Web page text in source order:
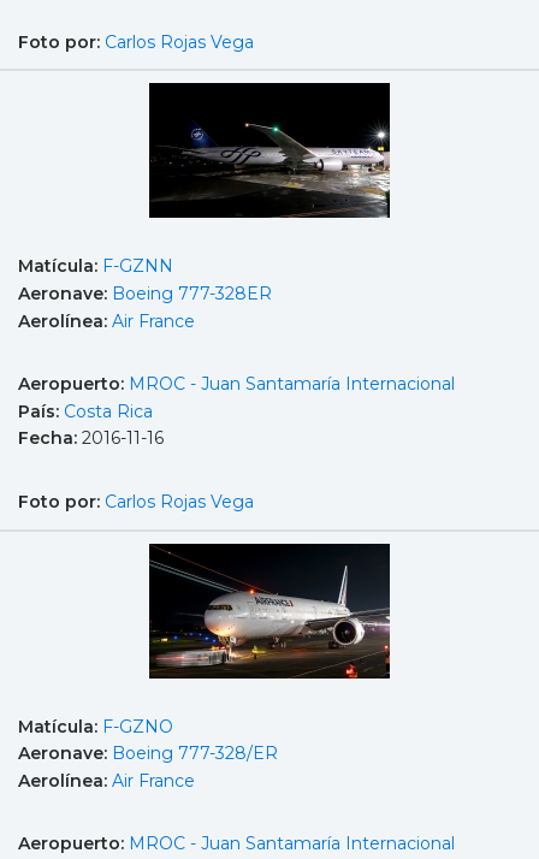
Foto por: Carlos Rojas Vega
Matícula: F-GZNN
Aeronave: Boeing 777-328ER
Aerolínea: Air France
Aeropuerto: MROC - Juan Santamaría Internacional
País: Costa Rica
Fecha: 2016-11-16
Foto por: Carlos Rojas Vega
Matícula: F-GZNO
Aeronave: Boeing 777-328/ER
Aerolínea: Air France
Aeropuerto: MROC - Juan Santamaría Internacional